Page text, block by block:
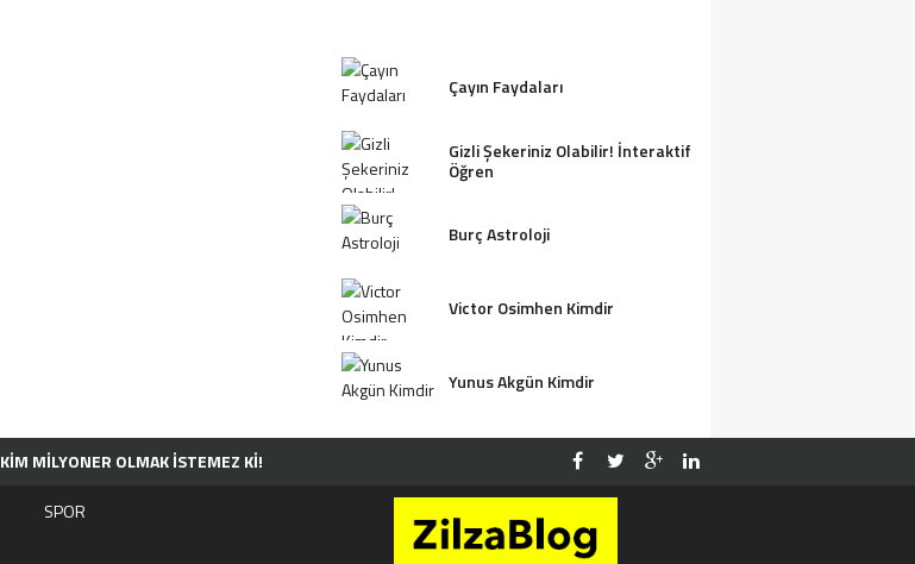
Çayın Faydaları
Gizli Şekeriniz Olabilir! İnteraktif
Öğren
Burç Astroloji
Victor Osimhen Kimdir
Yunus Akgün Kimdir
KIM MILYONER OLMAK İSTEMEZ KI!
SPOR